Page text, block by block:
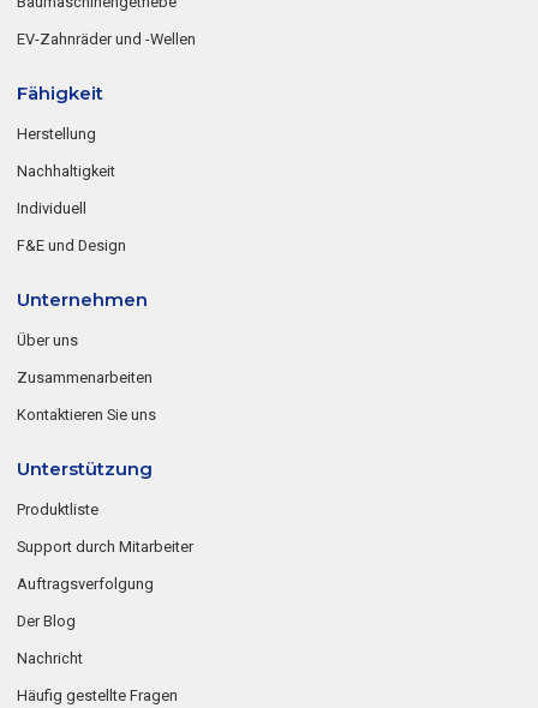
EV-Zahnräder und -Wellen
Fähigkeit
Herstellung
Nachhaltigkeit
Individuell
F&E und Design
Unternehmen
Über uns
Zusammenarbeiten
Kontaktieren Sie uns
Unterstützung
Produktliste
Support durch Mitarbeiter
Auftragsverfolgung
Der Blog
Nachricht
Häufig gestellte Fragen